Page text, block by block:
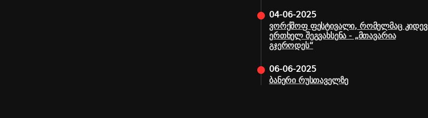
04-06-2025
ვორქშოფ ფესტივალი, რომელმაც კიდევ
ერთხელ შეგვახსენა - „მთავარია
გჯეროდეს“
06-06-2025
ბანერი რუსთაველზე